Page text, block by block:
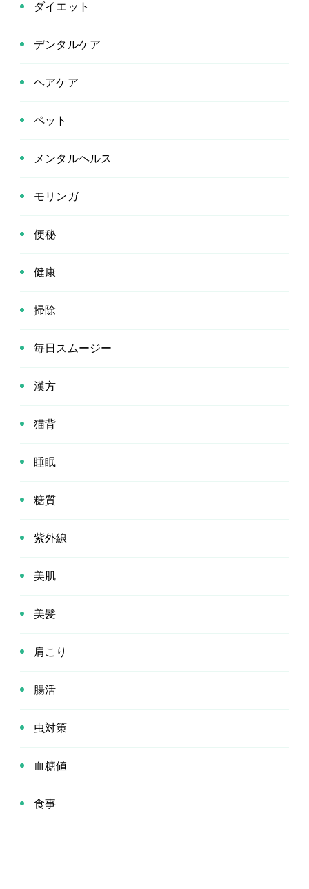
ダイエット
デンタルケア
ヘアケア
ペット
メンタルヘルス
モリンガ
便秘
健康
掃除
毎日スムージー
漢方
猫背
睡眠
糖質
紫外線
美肌
美髪
肩こり
腸活
虫対策
血糖値
食事